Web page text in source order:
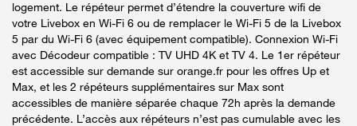
logement. Le répéteur permet d’étendre la couverture wifi de
votre Livebox en Wi-Fi 6 ou de remplacer le Wi-Fi 5 de la Livebox
5 par du Wi-Fi 6 (avec équipement compatible). Connexion Wi-Fi
avec Décodeur compatible : TV UHD 4K et TV 4. Le 1er répéteur
est accessible sur demande sur orange.fr pour les offres Up et
Max, et les 2 répéteurs supplémentaires sur Max sont
accessibles de manière séparée chaque 72h après la demande
précédente. L’accès aux répéteurs n’est pas cumulable avec les